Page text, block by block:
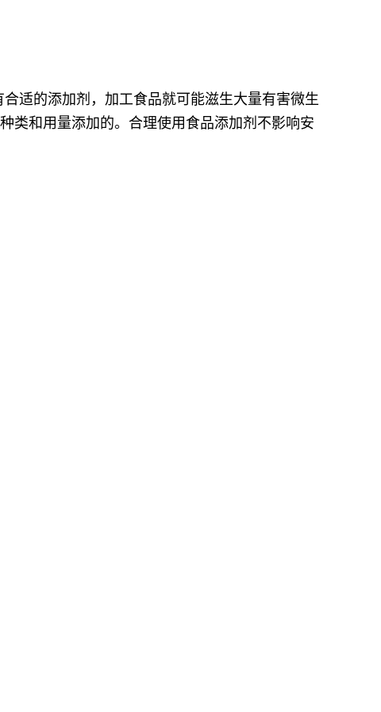
适的添加剂，加工食品就可能滋生大量有害微生
类和用量添加的。合理使用食品添加剂不影响安